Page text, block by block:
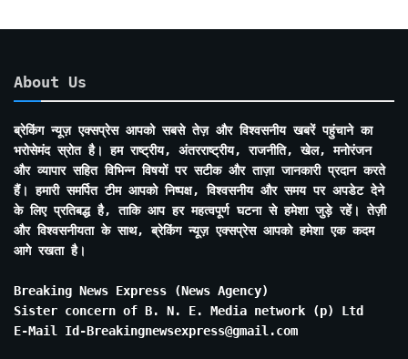
About Us
ब्रेकिंग न्यूज़ एक्सप्रेस आपको सबसे तेज़ और विश्वसनीय खबरें पहुंचाने का
भरोसेमंद स्रोत है। हम राष्ट्रीय, अंतरराष्ट्रीय, राजनीति, खेल, मनोरंजन
और व्यापार सहित विभिन्न विषयों पर सटीक और ताज़ा जानकारी प्रदान करते
हैं। हमारी समर्पित टीम आपको निष्पक्ष, विश्वसनीय और समय पर अपडेट देने
के लिए प्रतिबद्ध है, ताकि आप हर महत्वपूर्ण घटना से हमेशा जुड़े रहें। तेज़ी
और विश्वसनीयता के साथ, ब्रेकिंग न्यूज़ एक्सप्रेस आपको हमेशा एक कदम
आगे रखता है।
Breaking News Express (News Agency)
Sister concern of B. N. E. Media network (p) Ltd
E-Mail Id-Breakingnewsexpress@gmail.com